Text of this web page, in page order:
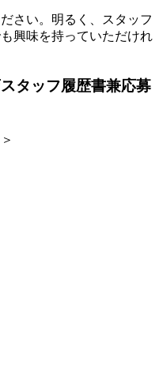
さい。明るく、スタッフ
興味を持っていただけれ
タッフ履歴書兼応募